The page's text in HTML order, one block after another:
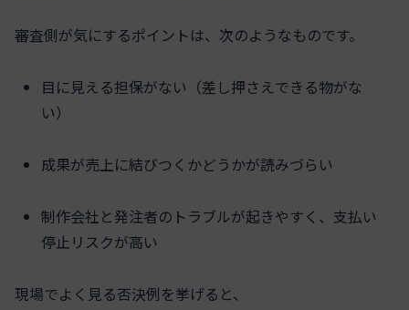
審査側が気にするポイントは、次のようなものです。
目に見える担保がない（差し押さえできる物がな
い）
成果が売上に結びつくかどうかが読みづらい
制作会社と発注者のトラブルが起きやすく、支払い
停止リスクが高い
現場でよく見る否決例を挙げると、